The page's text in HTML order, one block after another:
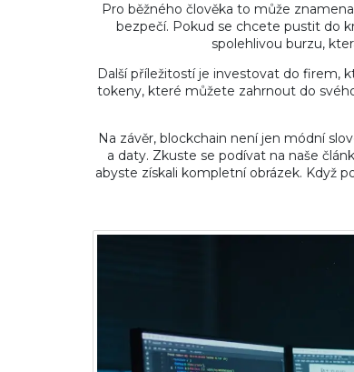
Pro běžného člověka to může
bezpečí. Pokud se chcete pustit do
spolehlivou burzu,
Další příležitostí je investovat do firem,
tokeny, které můžete zahrnout do
Na závěr, blockchain není jen módní
a daty. Zkuste se podívat na naše
abyste získali kompletní obrázek. Když